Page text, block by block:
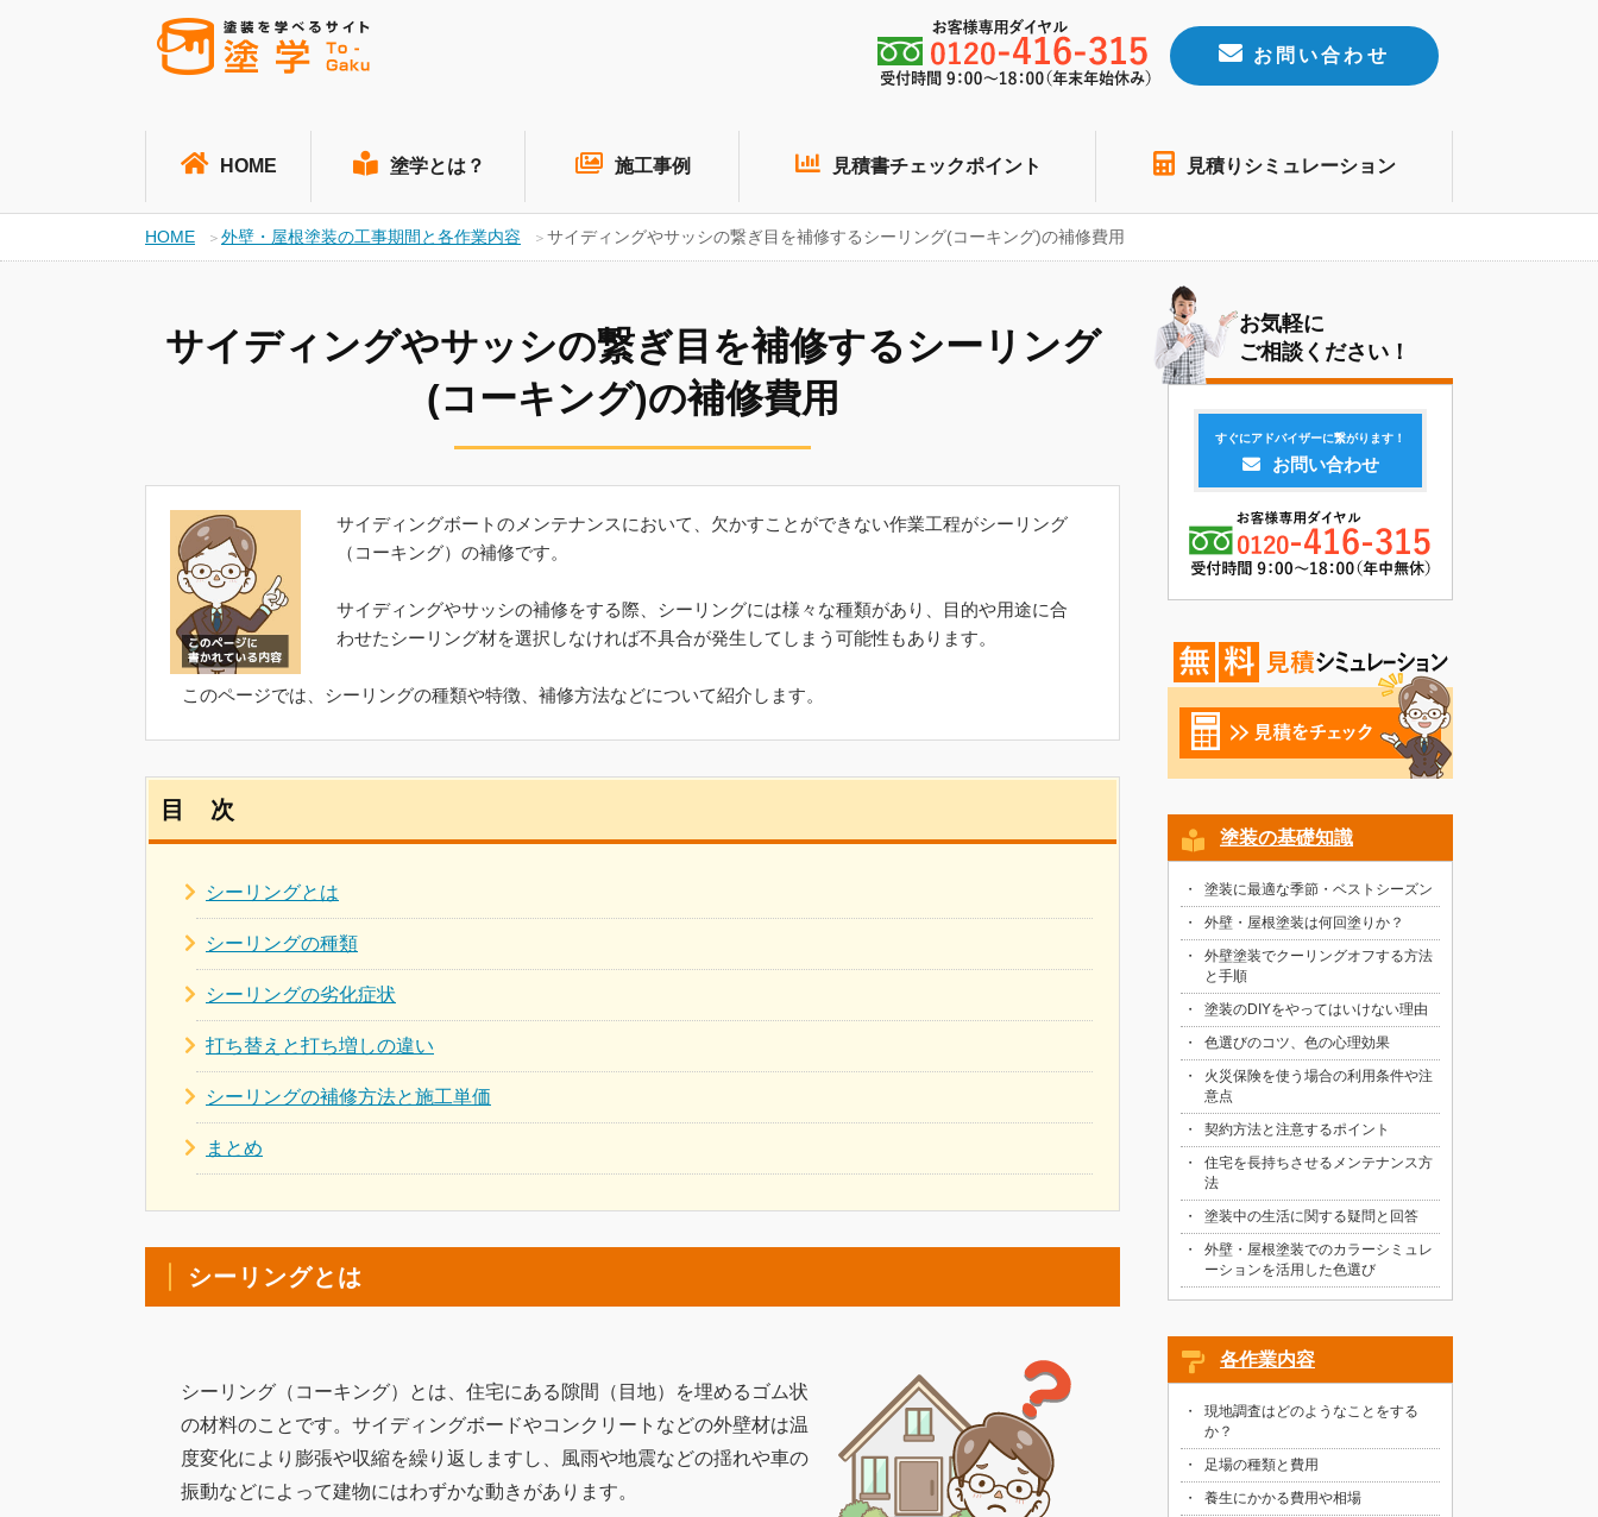
お問い合わせ
HOME 塗学とは？ 施工事例 見積書チェックポイント 見積りシミュレーション
HOME 外壁・屋根塗装の工事期間と各作業内容 サイディングやサッシの繋ぎ目を補修するシーリング(コーキング)の補修費用
サイディングやサッシの繋ぎ目を補修するシーリング
(コーキング)の補修費用
サイディングボートのメンテナンスにおいて、欠かすことができない作業工程がシーリング
（コーキング）の補修です。
サイディングやサッシの補修をする際、シーリングには様々な種類があり、目的や用途に合
わせたシーリング材を選択しなければ不具合が発生してしまう可能性もあります。
このページでは、シーリングの種類や特徴、補修方法などについて紹介します。
目 次
シーリングとは
シーリングの種類
シーリングの劣化症状
打ち替えと打ち増しの違い
シーリングの補修方法と施工単価
まとめ
シーリングとは
シーリング（コーキング）とは、住宅にある隙間（目地）を埋めるゴム状
の材料のことです。サイディングボードやコンクリートなどの外壁材は温
度変化により膨張や収縮を繰り返しますし、風雨や地震などの揺れや車の
振動などによって建物にはわずかな動きがあります。
お気軽に
ご相談ください！
すぐにアドバイザーに繋がります！
お問い合わせ
塗装の基礎知識
塗装に最適な季節・ベストシーズン
外壁・屋根塗装は何回塗りか？
外壁塗装でクーリングオフする方法
と手順
塗装のDIYをやってはいけない理由
色選びのコツ、色の心理効果
火災保険を使う場合の利用条件や注
意点
契約方法と注意するポイント
住宅を長持ちさせるメンテナンス方
法
塗装中の生活に関する疑問と回答
外壁・屋根塗装でのカラーシミュレ
ーションを活用した色選び
各作業内容
現地調査はどのようなことをする
か？
足場の種類と費用
養生にかかる費用や相場